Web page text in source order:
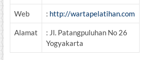
Web : http://wartapelatihan.com
Alamat
: Jl. Patangpuluhan No 26
Yogyakarta